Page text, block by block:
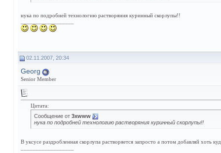
нука по подробней технологию растворяния куринный скорлупы!!
02.11.2007, 20:34
Georg
Senior Member
Цитата:
Сообщение от 3xwww
нука по подробней технологию растворяния куринный скорлупы!!
В уксусе раздробленная скорлупа растворяется запросто а потом добавляй хоть